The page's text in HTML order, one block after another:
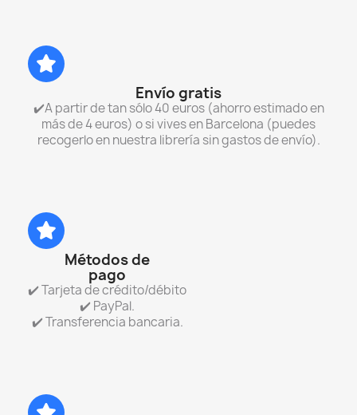
Envío gratis
✔️A partir de tan sólo 40 euros (ahorro estimado en
más de 4 euros) o si vives en Barcelona (puedes
recogerlo en nuestra librería sin gastos de envío).
Métodos de
pago
✔️ Tarjeta de crédito/débito
✔️ PayPal.
✔️ Transferencia bancaria.